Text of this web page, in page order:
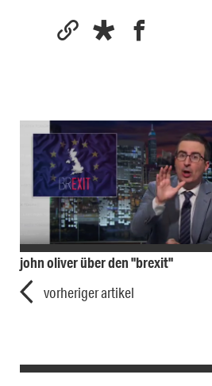
john oliver über den "brexit"
vorheriger artikel